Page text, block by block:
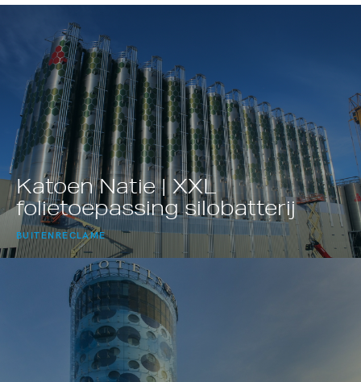
Katoen Natie | XXL
folietoepassing silobatterij
BUITENRECLAME